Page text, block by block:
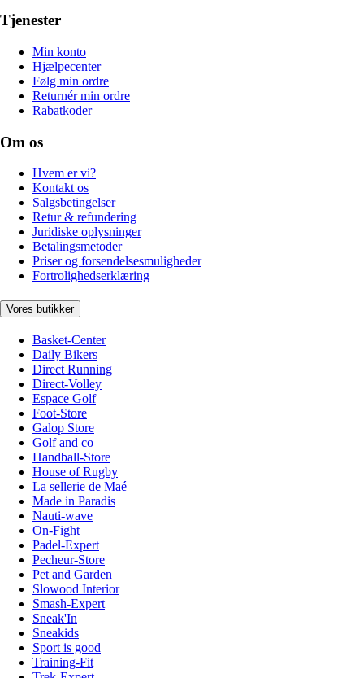
Tjenester
Min konto
Hjælpecenter
Følg min ordre
Returnér min ordre
Rabatkoder
Om os
Hvem er vi?
Kontakt os
Salgsbetingelser
Retur & refundering
Juridiske oplysninger
Betalingsmetoder
Priser og forsendelsesmuligheder
Fortrolighedserklæring
Vores butikker
Basket-Center
Daily Bikers
Direct Running
Direct-Volley
Espace Golf
Foot-Store
Galop Store
Golf and co
Handball-Store
House of Rugby
La sellerie de Maé
Made in Paradis
Nauti-wave
On-Fight
Padel-Expert
Pecheur-Store
Pet and Garden
Slowood Interior
Smash-Expert
Sneak'In
Sneakids
Sport is good
Training-Fit